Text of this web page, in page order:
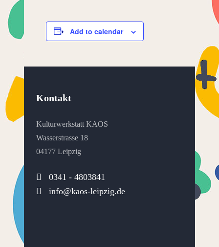
Add to calendar
Kontakt
Kulturwerkstatt KAOS
Wasserstrasse 18
04177 Leipzig
0341 - 4803841
info@kaos-leipzig.de